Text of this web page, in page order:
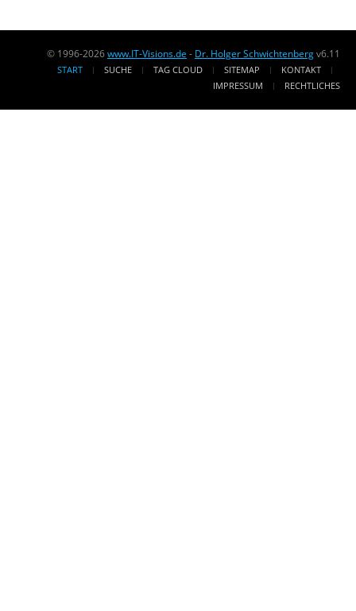
© 1996-2026www.IT-Visions.de - Dr. Holger Schwichtenbergv6.11
START SUCHE TAG CLOUD SITEMAP
KONTAKT
IMPRESSUM
RECHTLICHES